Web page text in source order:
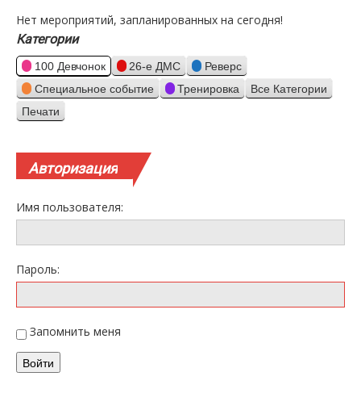
Нет мероприятий, запланированных на сегодня!
Категории
100 Девчонок 26-е ДМС
Реверс
Специальное событие
Тренировка Все Категории
Просмотр
Печати
Авторизация
Имя пользователя:
Пароль:
Запомнить меня
Войти